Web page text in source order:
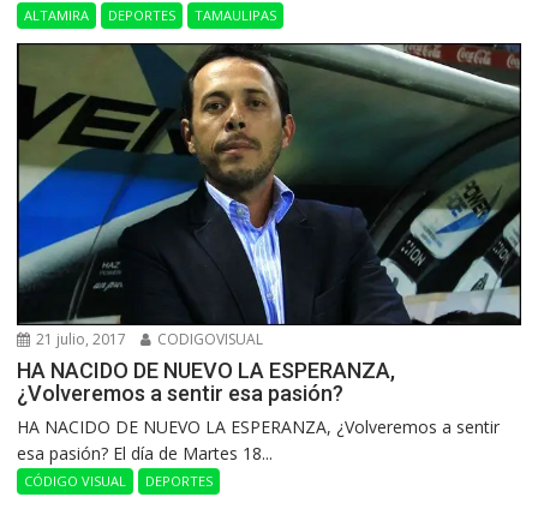
ALTAMIRA DEPORTES TAMAULIPAS
21 julio, 2017 CODIGOVISUAL
HA NACIDO DE NUEVO LA ESPERANZA,
¿Volveremos a sentir esa pasión?
HA NACIDO DE NUEVO LA ESPERANZA, ¿Volveremos a sentir
esa pasión? El día de Martes 18...
CÓDIGO VISUAL DEPORTES